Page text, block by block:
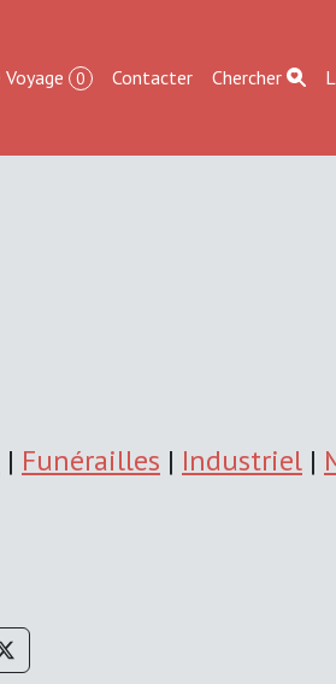
Voyage 0 Contacter Chercher
| Funérailles | Industriel |